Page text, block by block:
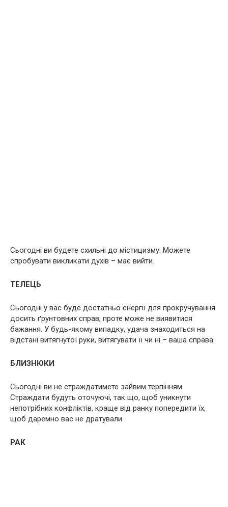
Сьогодні ви будете схильні до містицизму. Можете
спробувати викликати духів – має вийти.
ТЕЛЕЦЬ
Сьогодні у вас буде достатньо енергії для прокручування
досить ґрунтовних справ, проте може не виявитися
бажання. У будь-якому випадку, удача знаходиться на
відстані витягнутої руки, витягувати її чи ні – ваша справа.
БЛИЗНЮКИ
Сьогодні ви не страждатимете зайвим терпінням.
Страждати будуть оточуючі, так що, щоб уникнути
непотрібних конфліктів, краще від ранку попередити їх,
щоб даремно вас не дратували.
РАК